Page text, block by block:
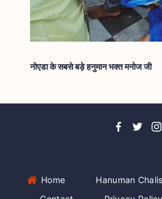
नोएडा के सबसे बड़े हनुमान भक्त मनोज जी
Home Hanuman